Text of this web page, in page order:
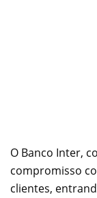
O Banco Inter,
compromisso
clientes,